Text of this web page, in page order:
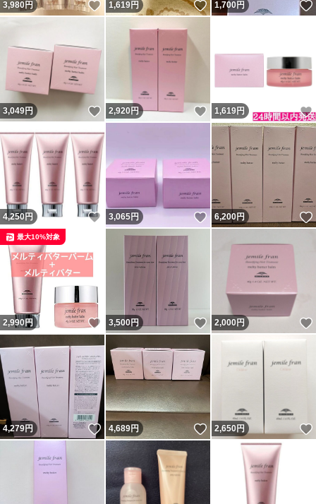
3,980円 いいね！
1,619円 いいね！
1,700円
3,049円 いいね！
2,920円 いいね！
1,619円
4,250円 いいね！
3,065円 いいね！
6,200円
2,990円 いいね！
最大10%対象
3,500円 いいね！
2,000円
4,279円 いいね！
4,689円 いいね！
2,650円